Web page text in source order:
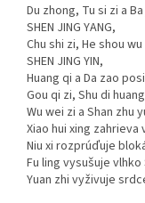
Du zhong, Tu si zi a
SHEN JING YANG,
Chu shi zi, He shou
SHEN JING YIN,
Huang qi a Da zao
Gou qi zi, Shu di
Wu wei zi a Shan zhu
Xiao hui xing zahrieva
Niu xi rozprúďuje
Fu ling vysušuje vlhko
Yuan zhi vyživuje